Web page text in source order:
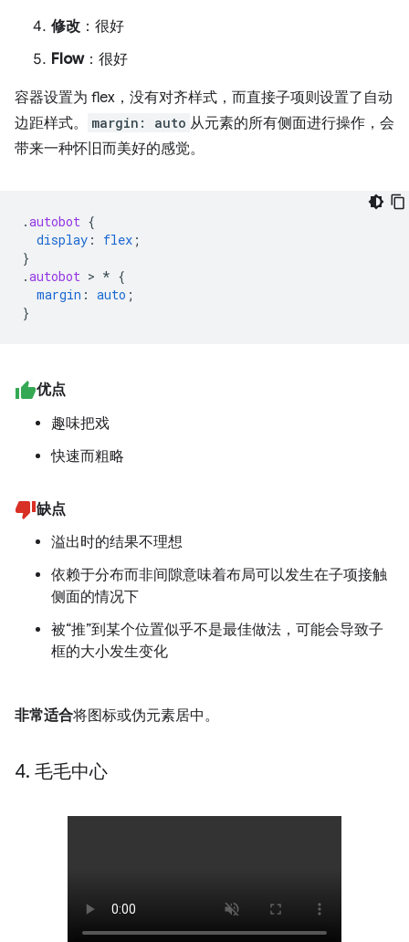
修改 ：很好
Flow：很好
容器设置为 flex，没有对齐样式，而直接子项则设置了自动
边距样式。
margin: auto 从元素的所有侧面进行操作，会
带来一种怀旧而美好的感觉。
.autobot {
display : flex ;
}
.autobot > * {
margin : auto ;
}
优点
趣味把戏
快速而粗略
缺点
溢出时的结果不理想
依赖于分布而非间隙意味着布局可以发生在子项接触
侧面的情况下
被“推”到某个位置似乎不是最佳做法，可能会导致子
框的大小发生变化
非常适合将图标或伪元素居中。
4. 毛毛中心